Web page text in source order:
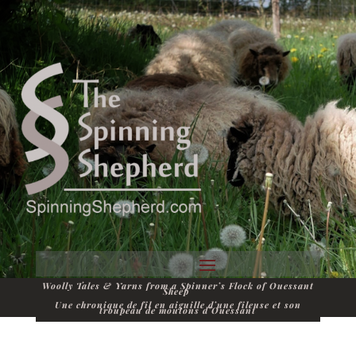
Woolly Tales & Yarns from a Spinner’s Flock of Ouessant
Sheep
Une chronique de fil en aiguille d’une fileuse et son
troupeau de moutons d’Ouessant